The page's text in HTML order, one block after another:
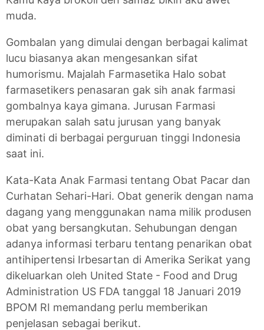
muda.
Gombalan yang dimulai dengan berbagai kalimat
lucu biasanya akan mengesankan sifat
humorismu. Majalah Farmasetika Halo sobat
farmasetikers penasaran gak sih anak farmasi
gombalnya kaya gimana. Jurusan Farmasi
merupakan salah satu jurusan yang banyak
diminati di berbagai perguruan tinggi Indonesia
saat ini.
Kata-Kata Anak Farmasi tentang Obat Pacar dan
Curhatan Sehari-Hari. Obat generik dengan nama
dagang yang menggunakan nama milik produsen
obat yang bersangkutan. Sehubungan dengan
adanya informasi terbaru tentang penarikan obat
antihipertensi Irbesartan di Amerika Serikat yang
dikeluarkan oleh United State - Food and Drug
Administration US FDA tanggal 18 Januari 2019
BPOM RI memandang perlu memberikan
penjelasan sebagai berikut.